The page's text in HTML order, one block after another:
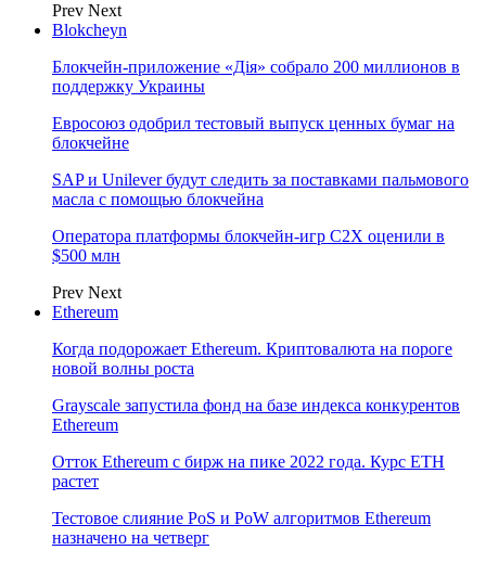
Prev Next
Blokcheyn
Блокчейн-приложение «Дія» собрало 200 миллионов в
поддержку Украины
Евросоюз одобрил тестовый выпуск ценных бумаг на
блокчейне
SAP и Unilever будут следить за поставками пальмового
масла с помощью блокчейна
Оператора платформы блокчейн-игр C2X оценили в
$500 млн
Prev Next
Ethereum
Когда подорожает Ethereum. Криптовалюта на пороге
новой волны роста
Grayscale запустила фонд на базе индекса конкурентов
Ethereum
Отток Ethereum с бирж на пике 2022 года. Курс ETH
растет
Тестовое слияние PoS и PoW алгоритмов Ethereum
назначено на четверг